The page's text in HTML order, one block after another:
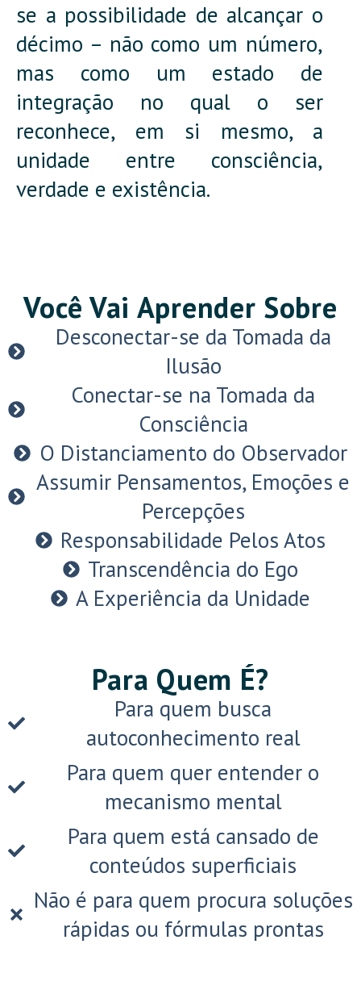
se a possibilidade de alcançar o
décimo – não como um número,
mas como um estado de
integração no qual o ser
reconhece, em si mesmo, a
unidade entre consciência,
verdade e existência.
Você Vai Aprender Sobre
Desconectar-se da Tomada da
Ilusão
Conectar-se na Tomada da
Consciência
O Distanciamento do Observador
Assumir Pensamentos, Emoções e
Percepções
Responsabilidade Pelos Atos
Transcendência do Ego
A Experiência da Unidade
Para Quem É?
Para quem busca
autoconhecimento real
Para quem quer entender o
mecanismo mental
Para quem está cansado de
conteúdos superficiais
Não é para quem procura soluções
rápidas ou fórmulas prontas